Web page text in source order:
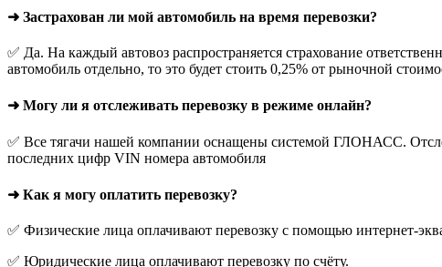
➜ Застрахован ли мой автомобиль на время перевозки?
✅ Да. На каждый автовоз распространяется страхование
автомобиль отдельно, то это будет стоить 0,25% от рыночной
➜ Могу ли я отслеживать перевозку в режиме онлайн?
✅ Все тягачи нашей компании оснащены системой ГЛОНАСС.
последних цифр VIN номера автомобиля
➜ Как я могу оплатить перевозку?
✅ Физические лица оплачивают перевозку с помощью интернет-
✅ Юридические лица оплачивают перевозку по счёту.